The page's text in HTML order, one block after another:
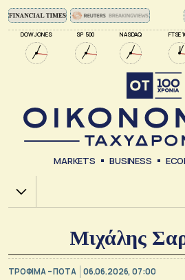
DOW JONES SP 500 NASDAQ FTSE
MARKETS BUSINESS
Χ.Α.
Μιχάλης
ΤΡΟΦΙΜΑ – ΠΟΤΑ 06.06.2026, 07:00